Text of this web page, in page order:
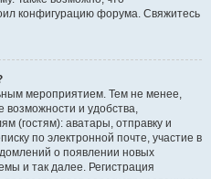
конфигурацию форума. Свяжитесь
мероприятием. Тем не менее,
возможности и удобства,
(гостям): аватары, отправку и
по электронной почте, участие в
о появлении новых
и так далее. Регистрация